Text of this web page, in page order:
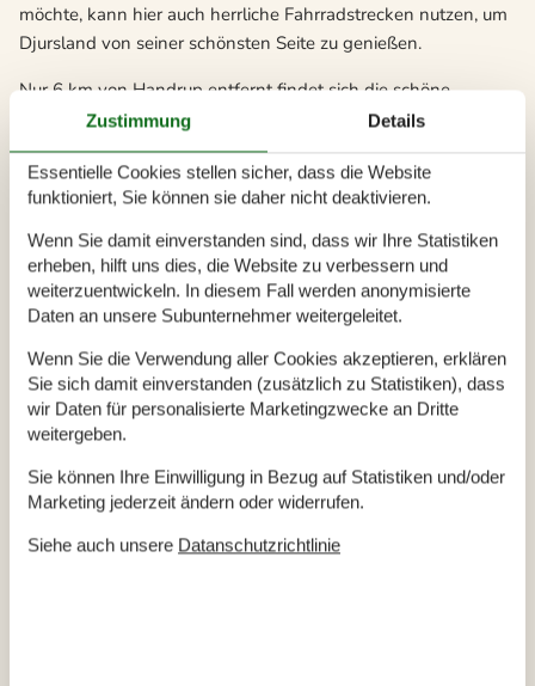
möchte, kann hier auch herrliche Fahrradstrecken nutzen, um
Djursland von seiner schönsten Seite zu genießen.
Nur 6 km von Handrup entfernt findet sich die schöne
Handelsstadt Ebeltoft. Die Stadt ist von schönen alten
Fachwerkhäusern, Handelshöfen und gleich drei
Fußgängerzonen geprägt. Obwohl die Stadt einer der
Anziehungspunkte der Region ist, hat sie sich ihren
ursprünglichen Charme einer natürlich gewachsenen Stadt
erhalten. In den Fußgängerzonen finden sich exklusive kleine
Boutiquen, Filialen großer Modeketten, kleine Händler und
natürlich auch gemütliche Cafés und exzellente Restaurants.
Wer den Hafen der Stadt besucht, der sollte nicht nur das
rege Treiben beobachten, sondern auch das Museumsschiff
Fregatte Jylland besuchen. Nicht nur aufgrund des Alters und
der Bauweise lohnt ein Besuch des großen Holzschiffs,
Aktivitäten für Kinder angeboten. Rund um Handrup und
Ebeltoft finden sich zudem herrliche Angelstellen und auch
mehrere Golfplätze.
Zustimmung Details
Essentielle Cookies stellen sicher, dass die Website
funktioniert, Sie können sie daher nicht deaktivieren.
Wenn Sie damit einverstanden sind, dass wir Ihre Statistiken
erheben, hilft uns dies, die Website zu verbessern und
weiterzuentwickeln. In diesem Fall werden anonymisierte
Daten an unsere Subunternehmer weitergeleitet.
Wenn Sie die Verwendung aller Cookies akzeptieren, erklären
Sie sich damit einverstanden (zusätzlich zu Statistiken), dass
wir Daten für personalisierte Marketingzwecke an Dritte
weitergeben.
Sie können Ihre Einwilligung in Bezug auf Statistiken und/oder
Marketing jederzeit ändern oder widerrufen.
Siehe auch unsere Datanschutzrichtlinie